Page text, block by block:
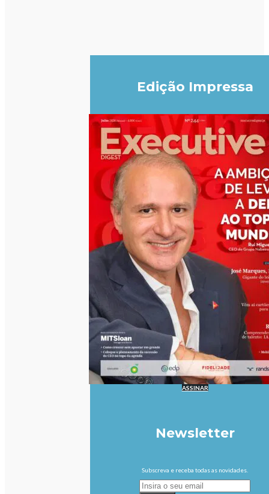
Edição Impressa
ASSINAR
Newsletter
Subscreva e receba todas as novidades.